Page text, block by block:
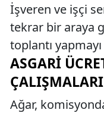
İşveren ve işçi
tekrar bir araya
toplantı
ASGARI
Ağar,